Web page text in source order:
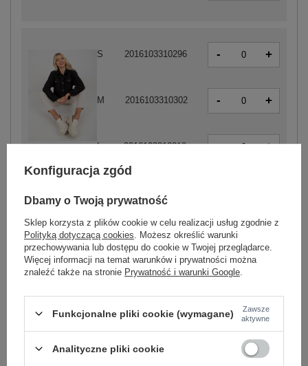
S 2016103310296 - +
M 2016103310302 - +
L 2016103310319 - +
ZALOGUJ SIĘ I ZOBACZ CENĘ
Masz pytanie? Chętnie pomożemy.
Zadzwoń+48 601 547 740 Zadaj pytanie
skład materiału: 30% bawełna , 30% poliester, 30%
asetat, 10% sardon
sposób prania: pranie w pralce w 30°C
Konfiguracja zgód
Dbamy o Twoją prywatność
Sklep korzysta z plików cookie w celu realizacji usług zgodnie z
Polityką dotyczącą cookies . Możesz określić warunki
przechowywania lub dostępu do cookie w Twojej przeglądarce.
Więcej informacji na temat warunków i prywatności można
znaleźć także na stronie Prywatność i warunki Google
Funkcjonalne pliki cookie (wymagane)
Zawsze
aktywne
Analityczne pliki cookie